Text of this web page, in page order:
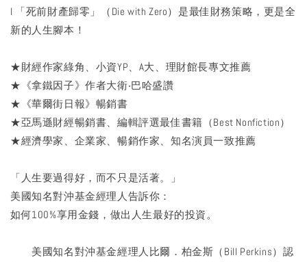
l 「死前財產歸零」（Die with Zero）是最佳財務策略，更是全
新的人生腳本！
★財經作家綠角、小資YP、A大、理財館長專文推薦
★《拿鐵因子》作者大衛‧巴哈盛讚
★《華爾街日報》暢銷書
★亞馬遜財經暢銷書、編輯評選最佳書籍（Best Nonfiction）
★經濟學家、企業家、暢銷作家、知名演員一致推薦
「人生要過得好，而不只是活著。」
美國知名對沖基金經理人告訴你：
如何100%享用金錢，做出人生最好的投資。
美國知名對沖基金經理人比爾．柏金斯（Bill Perkins）認